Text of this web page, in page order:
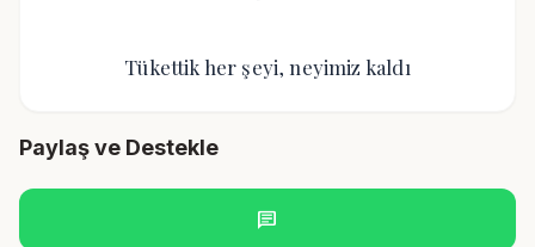
Tükettik her şeyi, neyimiz kaldı
Paylaş ve Destekle
chat